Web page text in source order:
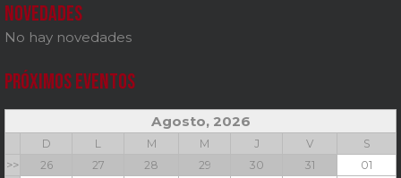
Novedades
No hay novedades
Próximos Eventos
Agosto, 2026
D L M M J V
S
>>
26 27 28 29 30 31
01